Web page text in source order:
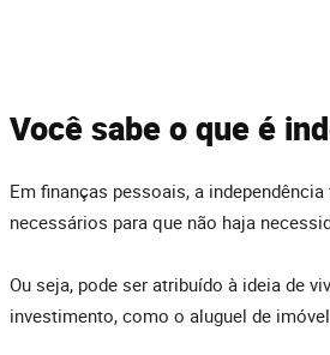
Você sabe o que é
Em finanças pessoais, a
necessários para que não haja
Ou seja, pode ser atribuído à ideia de
investimento, como o aluguel de